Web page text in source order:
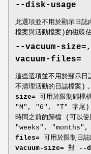
--disk-usage
此選項並不用於顯示日
檔案與活動檔案)的磁碟佔
--vacuum-size=
vacuum-files=
這些選項並不用於顯示
不清理活動的日誌檔案)
size= 可用於限制歸
"M", "G", "T" 字尾)
時間之前的歸檔 (可
"weeks", "months",
files= 可用於限制日
vacuum-size= 對 --